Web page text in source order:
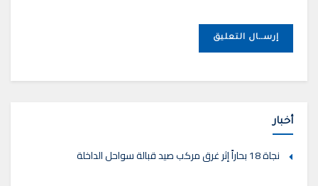
أخبار
نجاة 18 بحاراً إثر غرق مركب صيد قبالة سواحل الداخلة